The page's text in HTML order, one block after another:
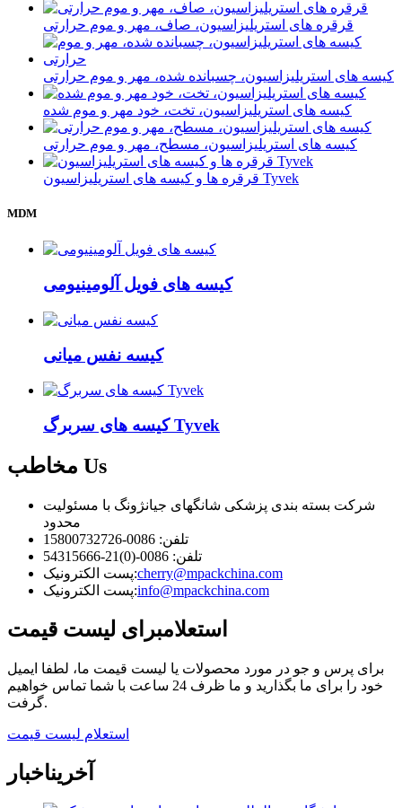
قرقره های استریلیزاسیون، صاف، مهر و موم حرارتی
کیسه های استریلیزاسیون، چسبانده شده، مهر و موم حرارتی
کیسه های استریلیزاسیون، تخت، خود مهر و موم شده
کیسه های استریلیزاسیون، مسطح، مهر و موم حرارتی
قرقره ها و کیسه های استریلیزاسیون Tyvek
MDM
کیسه های فویل آلومینیومی
کیسه نفس میانی
کیسه های سربرگ Tyvek
مخاطب Us
شرکت بسته بندی پزشکی شانگهای جیانژونگ با مسئولیت
محدود
تلفن: 0086-15800732726
تلفن: 0086-(0)21-54315666
پست الکترونیک:cherry@mpackchina.com
پست الکترونیک:info@mpackchina.com
استعلامبرای لیست قیمت
برای پرس و جو در مورد محصولات یا لیست قیمت ما، لطفا ایمیل
خود را برای ما بگذارید و ما ظرف 24 ساعت با شما تماس خواهیم
گرفت.
استعلام لیست قیمت
آخریناخبار